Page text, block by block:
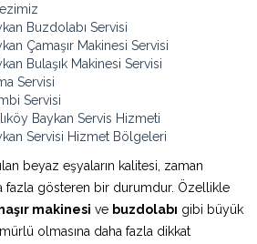
Buzdolabı Servisi
Çamaşır Makinesi Servisi
Bulaşık Makinesi Servisi
Servisi
Servisi
Baykan Servis Hizmeti
Servisi Hizmet Bölgeleri
beyaz eşyaların kalitesi, zaman
fazla gösteren bir durumdur. Özellikle
makinesi ve buzdolabı gibi büyük
olmasına daha fazla dikkat